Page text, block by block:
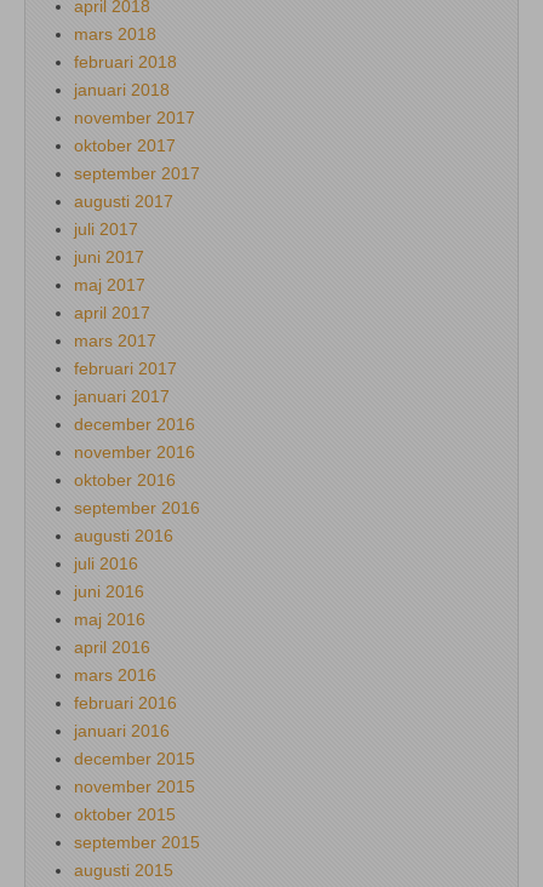
april 2018
mars 2018
februari 2018
januari 2018
november 2017
oktober 2017
september 2017
augusti 2017
juli 2017
juni 2017
maj 2017
april 2017
mars 2017
februari 2017
januari 2017
december 2016
november 2016
oktober 2016
september 2016
augusti 2016
juli 2016
juni 2016
maj 2016
april 2016
mars 2016
februari 2016
januari 2016
december 2015
november 2015
oktober 2015
september 2015
augusti 2015